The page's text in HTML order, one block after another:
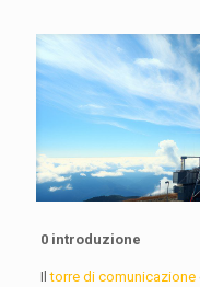
0 introduzione
Iltorre di comunicazione